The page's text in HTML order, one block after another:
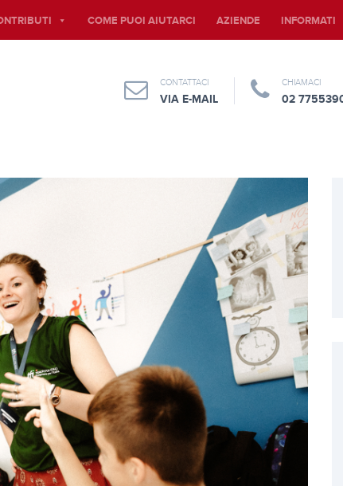
COME PUOI AIUTARCI AZIENDE INFORMATI
CONTATTACI
VIA E-MAIL
CHIAMACI
02